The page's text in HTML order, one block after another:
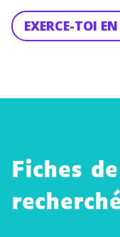
EXERCE-TOI
Fiches